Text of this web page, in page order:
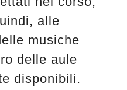
alle
musiche
delle aule
disponibili.